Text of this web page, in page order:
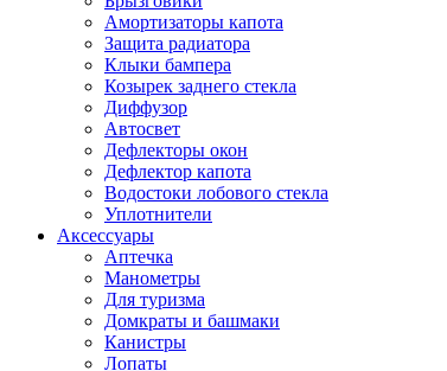
Амортизаторы капота
Защита радиатора
Клыки бампера
Козырек заднего стекла
Диффузор
Автосвет
Дефлекторы окон
Дефлектор капота
Водостоки лобового стекла
Уплотнители
Аксессуары
Аптечка
Манометры
Для туризма
Домкраты и башмаки
Канистры
Лопаты